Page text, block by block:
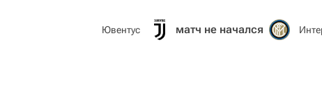
Ювентус матч не начался